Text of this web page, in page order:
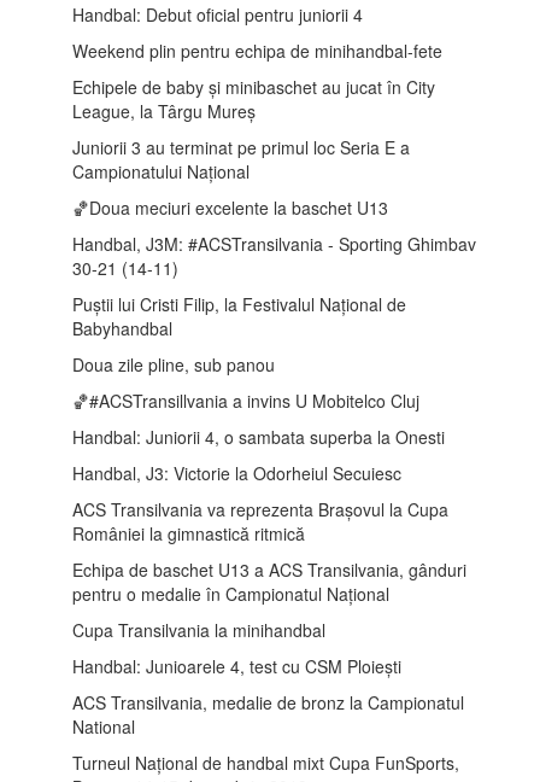
Handbal: Debut oficial pentru juniorii 4
Weekend plin pentru echipa de minihandbal-fete
Echipele de baby și minibaschet au jucat în City
League, la Târgu Mureș
Juniorii 3 au terminat pe primul loc Seria E a
Campionatului Național
🏀Doua meciuri excelente la baschet U13
Handbal, J3M: #ACSTransilvania - Sporting Ghimbav
30-21 (14-11)
Puștii lui Cristi Filip, la Festivalul Național de
Babyhandbal
Doua zile pline, sub panou
🏀#ACSTransillvania a invins U Mobitelco Cluj
Handbal: Juniorii 4, o sambata superba la Onesti
Handbal, J3: Victorie la Odorheiul Secuiesc
ACS Transilvania va reprezenta Brașovul la Cupa
României la gimnastică ritmică
Echipa de baschet U13 a ACS Transilvania, gânduri
pentru o medalie în Campionatul Național
Cupa Transilvania la minihandbal
Handbal: Junioarele 4, test cu CSM Ploiești
ACS Transilvania, medalie de bronz la Campionatul
National
Turneul Național de handbal mixt Cupa FunSports,